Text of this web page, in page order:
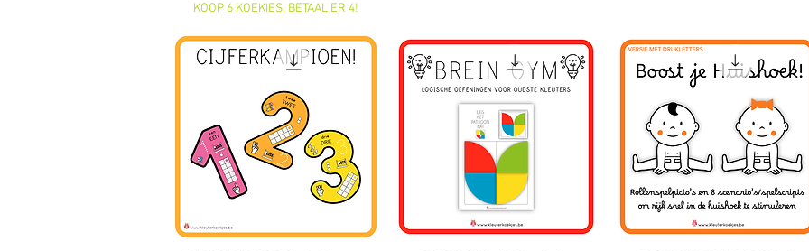
KOOP 6 KOEKIES, BETAAL ER 4!